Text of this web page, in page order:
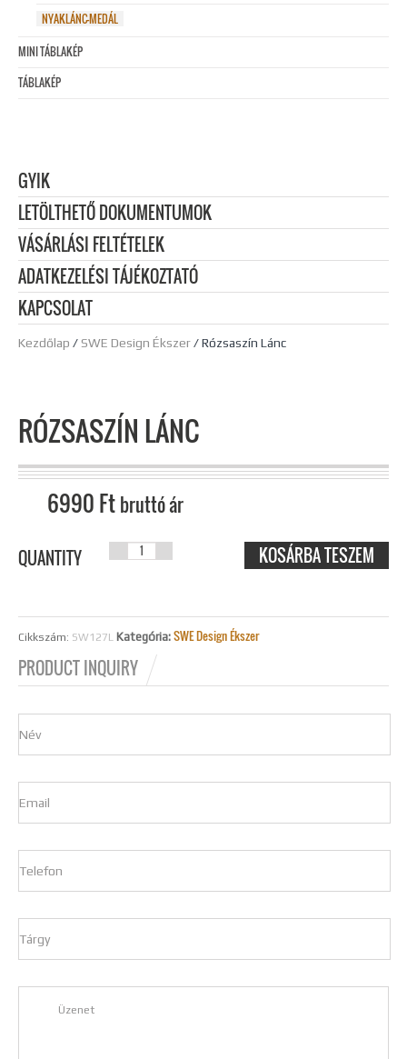
Kezdőlap /SWE Design Ékszer/ Rózsaszín Lánc
RÓZSASZÍN LÁNC
6990Ft bruttó ár
QUANTITY
RÓZSASZÍN
MENNYISÉG
KOSÁRBA TESZEM
Cikkszám: SW127L Kategória: SWE Design Ékszer
PRODUCT INQUIRY
NYAKLÁNC-MEDÁL
MINI TÁBLAKÉP
TÁBLAKÉP
GYIK
LETÖLTHETŐ DOKUMENTUMOK
VÁSÁRLÁSI FELTÉTELEK
ADATKEZELÉSI TÁJÉKOZTATÓ
KAPCSOLAT